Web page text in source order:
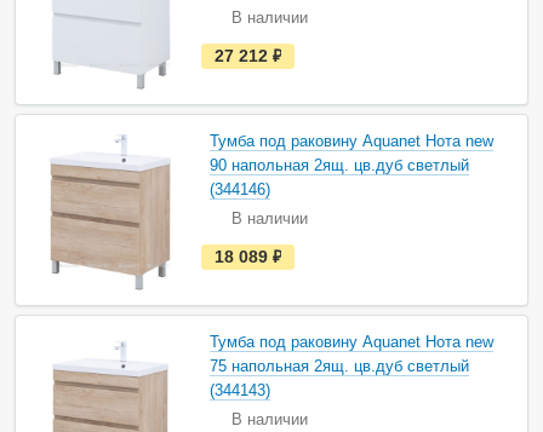
и
В наличии
е
с
ь
в
н
а
л
и
27 212
Тумба под раковину Aquanet Нота new
90 напольная 2ящ. цв.дуб светлый
(344146)
В наличии
е
с
ь
в
н
а
л
и
18 089
Тумба под раковину Aquanet Нота new
75 напольная 2ящ. цв.дуб светлый
(344143)
В наличии